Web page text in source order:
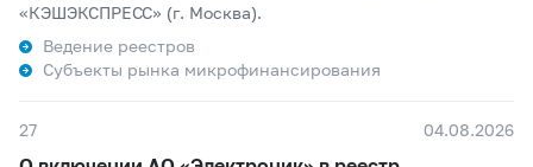
«КЭШЭКСПРЕСС» (г. Москва).
Ведение реестров
Субъекты рынка микрофинансирования
27 04.08.2026